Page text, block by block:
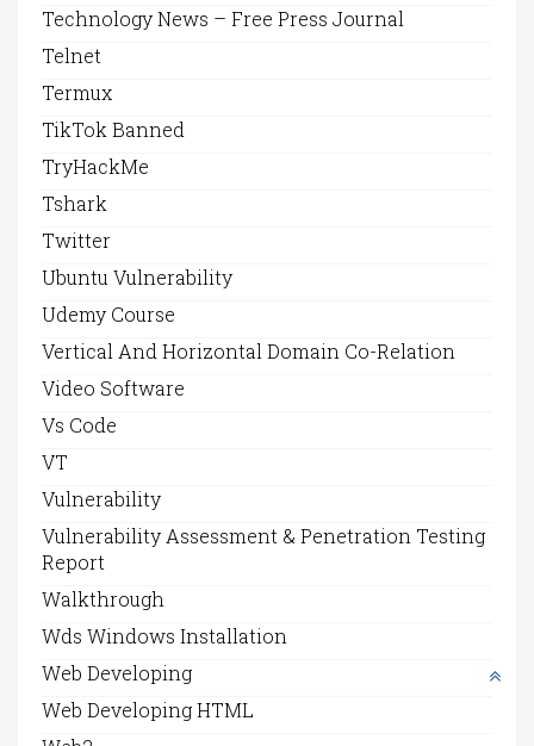
Technology News – Free Press Journal
Telnet
Termux
TikTok Banned
TryHackMe
Tshark
Twitter
Ubuntu Vulnerability
Udemy Course
Vertical And Horizontal Domain Co-Relation
Video Software
Vs Code
VT
Vulnerability
Vulnerability Assessment & Penetration Testing
Report
Walkthrough
Wds Windows Installation
Web Developing
Web Developing HTML